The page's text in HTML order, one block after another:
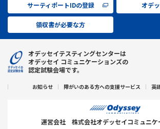
サーティポートIDの登録 オデ
領収書が必要な方
オデッセイテスティングセンターは
オデッセイ コミュニケーションズの
認定試験会場です。
お知らせ 障がいのある方への支援サービス 英
運営会社 株式会社オデッセイコミュニケ